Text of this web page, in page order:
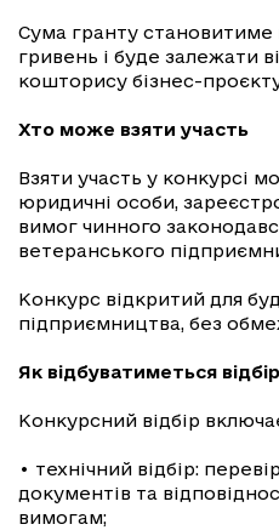
Сума гранту становитиме
гривень і буде залежати
кошторису бізнес-
Хто може взяти участь
Взяти участь у конкурсі
юридичні особи,
вимог чинного
ветеранського
Конкурс відкритий для
підприємництва, без
Як відбуватиметься відбір
Конкурсний відбір
• технічний відбір:
документів та
вимогам;